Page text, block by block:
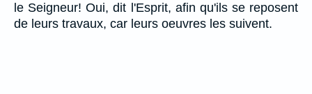
le Seigneur! Oui, dit l'Esprit, afin qu'ils se reposent
de leurs travaux, car leurs oeuvres les suivent.